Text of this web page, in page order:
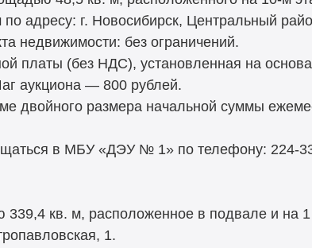
адресу: г. Новосибирск, Центральный
недвижимости: без ограничений.
платы (без НДС), установленная на
аукциона — 800 рублей.
двойного размера начальной суммы
в МБУ «ДЭУ № 1» по телефону: 224-
кв. м, расположенное в подвале и на 1
1.